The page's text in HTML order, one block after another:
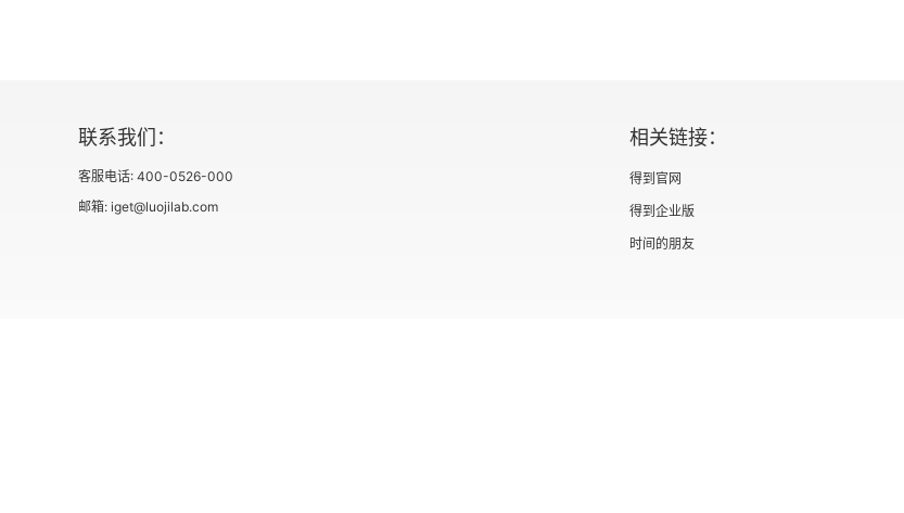
第一节 新发展理念的价值维度
联系我们：
客服电话: 400-0526-000
邮箱: iget@luojilab.com
相关链接：
得到官网
得到企业版
时间的朋友